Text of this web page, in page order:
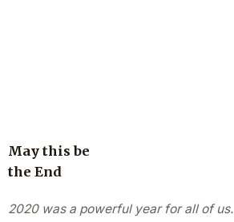
May this be
the End
2020 was a powerful year for all of us.